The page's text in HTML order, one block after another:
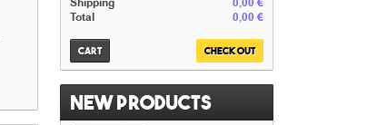
0,00 €
Shipping
0,00 €
Total
Cart Check out
New products